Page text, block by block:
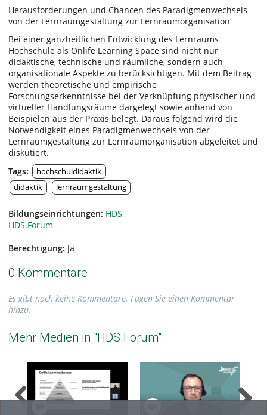
Herausforderungen und Chancen des Paradigmenwechsels
von der Lernraumgestaltung zur Lernraumorganisation
Bei einer ganzheitlichen Entwicklung des Lernraums
Hochschule als Onlife Learning Space sind nicht nur
didaktische, technische und räumliche, sondern auch
organisationale Aspekte zu berücksichtigen. Mit dem Beitrag
werden theoretische und empirische
Forschungserkenntnisse bei der Verknüpfung physischer und
virtueller Handlungsräume dargelegt sowie anhand von
Beispielen aus der Praxis belegt. Daraus folgend wird die
Notwendigkeit eines Paradigmenwechsels von der
Lernraumgestaltung zur Lernraumorganisation abgeleitet und
diskutiert.
Tags:
hochschuldidaktik
didaktik
lernraumgestaltung
Bildungseinrichtungen: HDS,
HDS.Forum
Berechtigung: Ja
0 Kommentare
Es gibt noch keine Kommentare. Fügen Sie einen Kommentar
hinzu.
Mehr Medien in "HDS.Forum"